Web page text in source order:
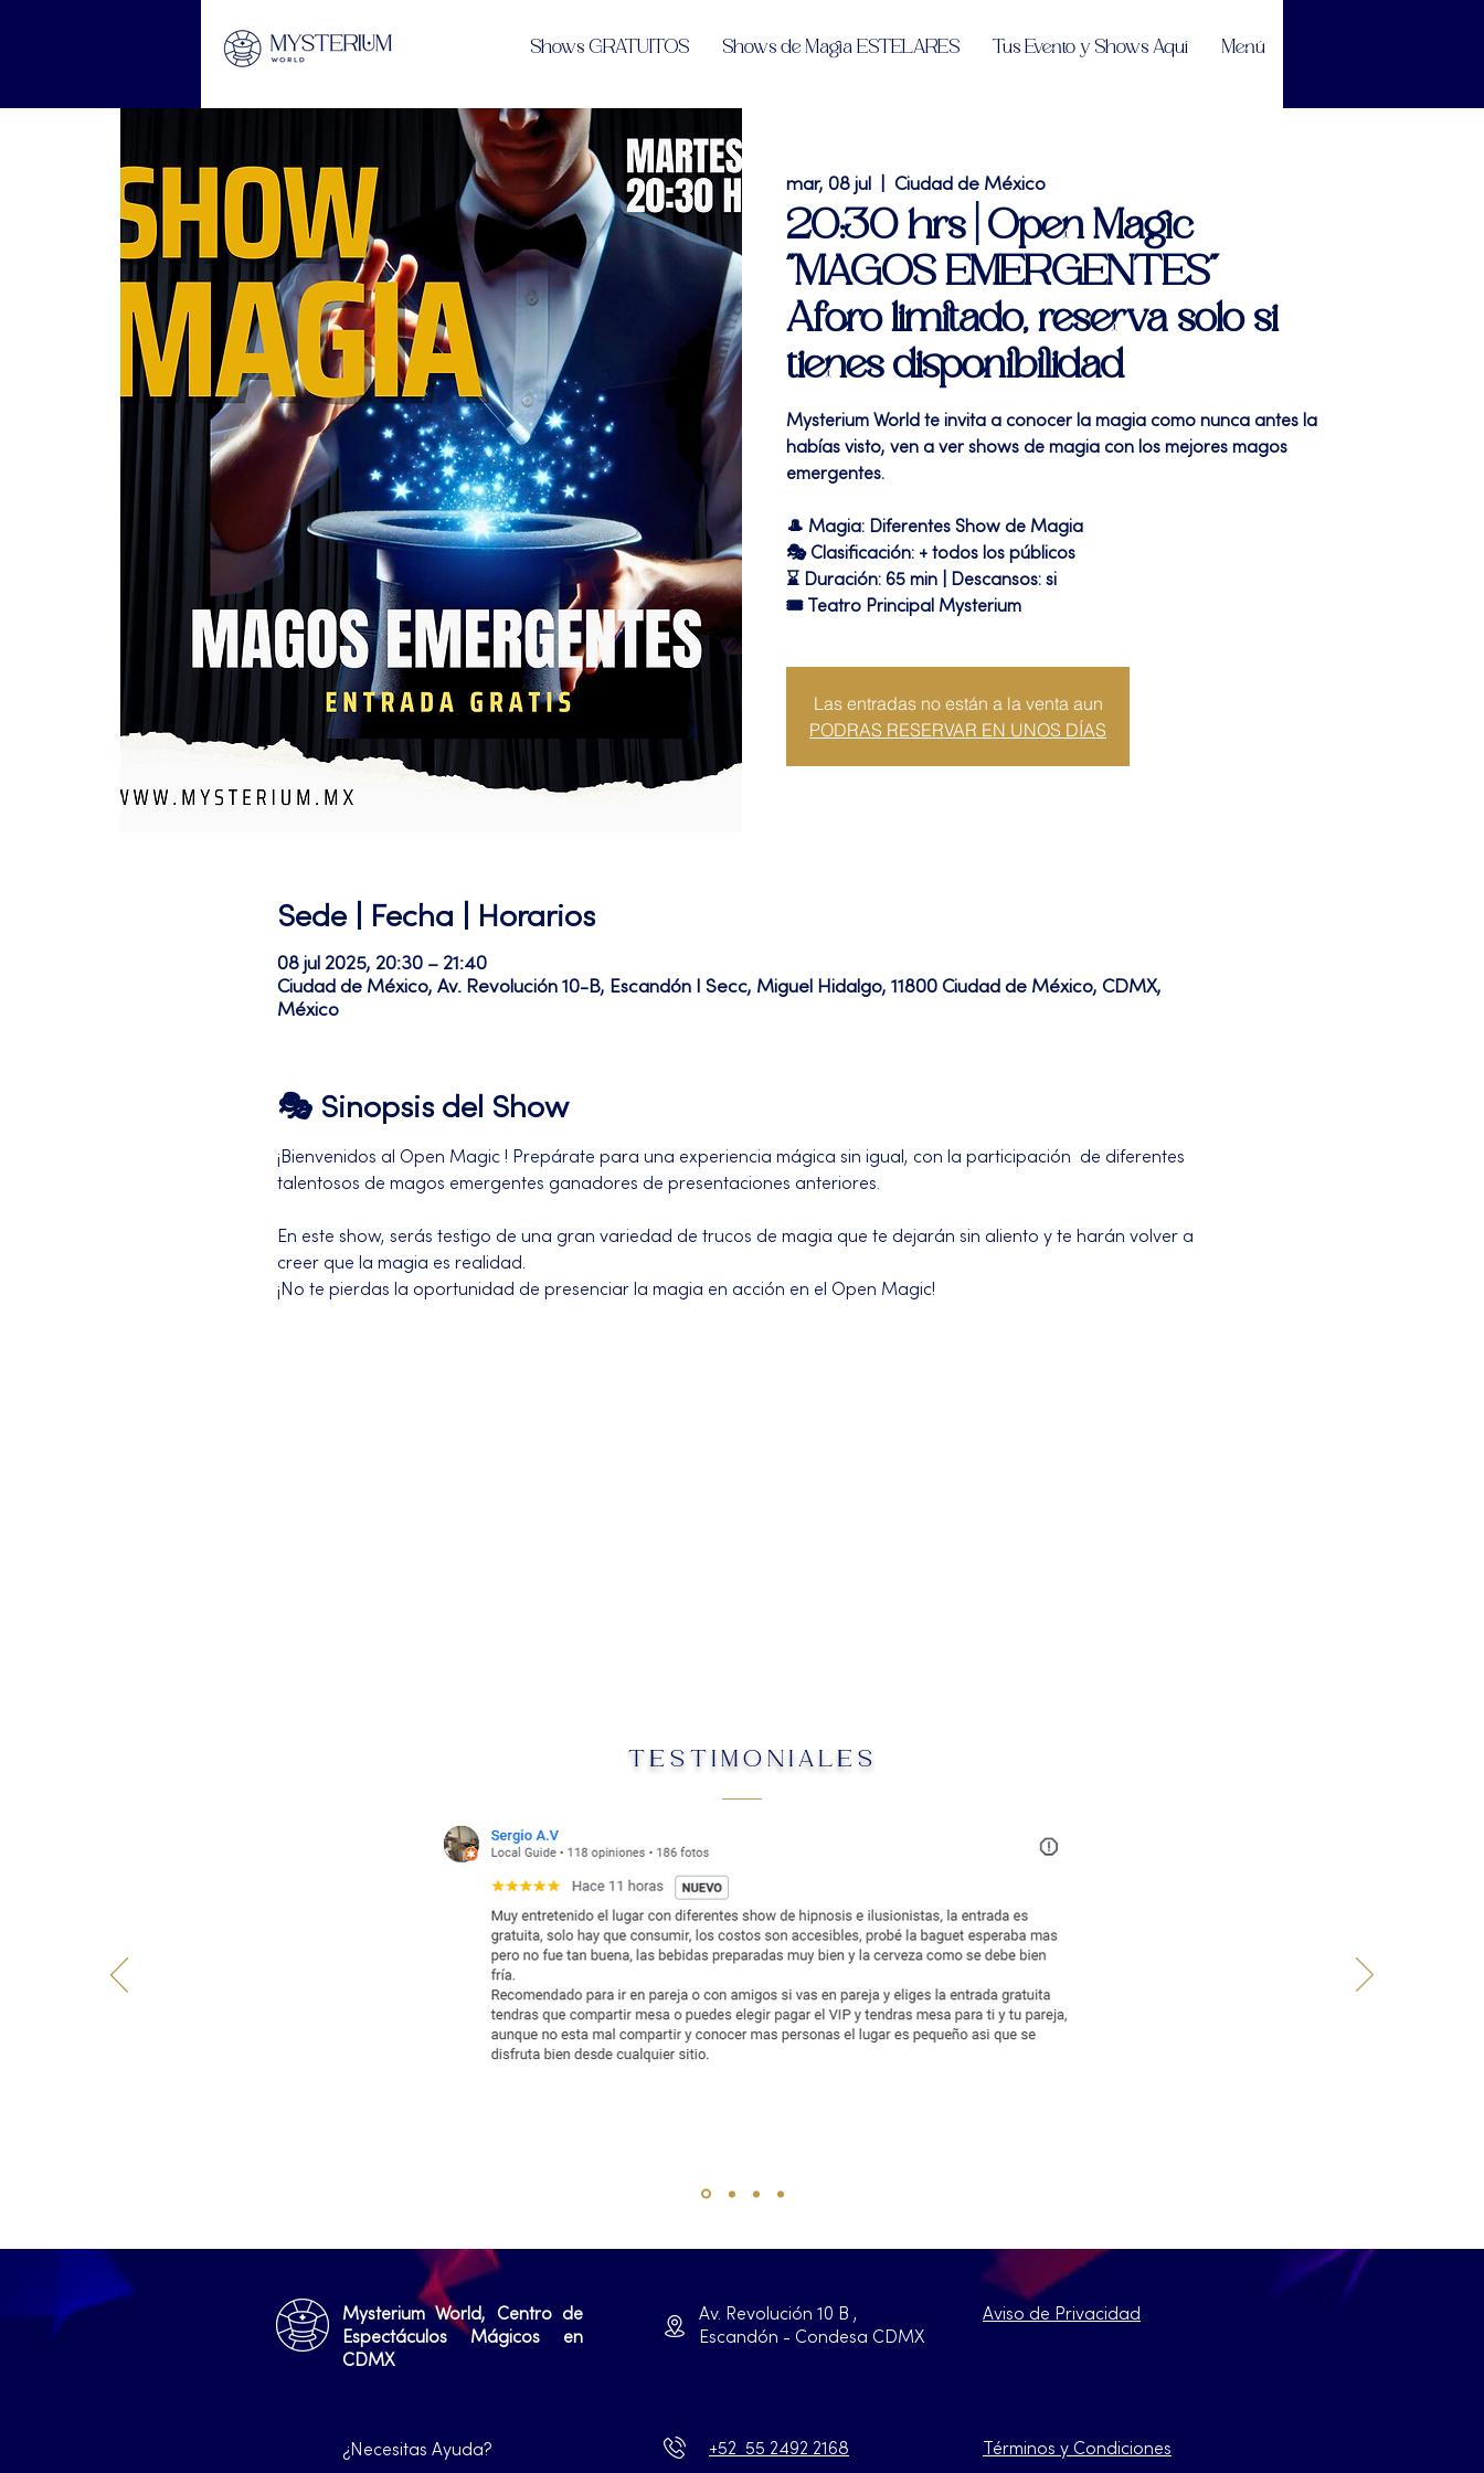
Shows GRATUITOS Shows de Magia ESTELARES Tus Evento y Shows Aquí Menú
mar, 08 jul Ciudad de México
20:30 hrs | Open Magic
"MAGOS EMERGENTES"
Aforo limitado, reserva solo si
tienes disponibilidad
Mysterium World te invita a conocer la magia como nunca antes la
habías visto, ven a ver shows de magia con los mejores magos
emergentes.
🎩 Magia: Diferentes Show de Magia
🎭 Clasificación: + todos los públicos
⌛ Duración: 65 min | Descansos: si
🎟 Teatro Principal Mysterium
Las entradas no están a la venta aun
PODRAS RESERVAR EN UNOS DÍAS
Sede | Fecha | Horarios
08 jul 2025, 20:30 – 21:40
Ciudad de México, Av. Revolución 10-B, Escandón I Secc, Miguel Hidalgo, 11800 Ciudad de México, CDMX,
México
🎭 Sinopsis del Show
¡Bienvenidos al Open Magic ! Prepárate para una experiencia mágica sin igual, con la participación  de diferentes
talentosos de magos emergentes ganadores de presentaciones anteriores.
En este show, serás testigo de una gran variedad de trucos de magia que te dejarán sin aliento y te harán volver a
creer que la magia es realidad.
¡No te pierdas la oportunidad de presenciar la magia en acción en el Open Magic!
TESTIMONIALES
Mysterium World, Centro de
Espectáculos Mágicos en
CDMX
Av. Revolución 10 B ,
Escandón - Condesa CDMX
Aviso de Privacidad
¿Necesitas Ayuda? +52 55 2492 2168 Términos y Condiciones